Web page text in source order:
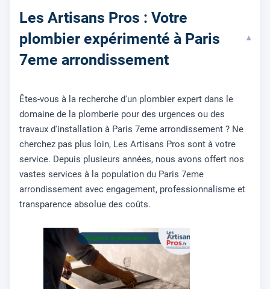
Les Artisans Pros : Votre
plombier expérimenté à Paris
7eme arrondissement
▾
Êtes-vous à la recherche d'un plombier expert dans le
domaine de la plomberie pour des urgences ou des
travaux d'installation à Paris 7eme arrondissement ? Ne
cherchez pas plus loin, Les Artisans Pros sont à votre
service. Depuis plusieurs années, nous avons offert nos
vastes services à la population du Paris 7eme
arrondissement avec engagement, professionnalisme et
transparence absolue des coûts.